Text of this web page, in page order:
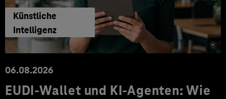
Künstliche
Intelligenz
06.08.2026
EUDI-Wallet und KI-Agenten: Wie